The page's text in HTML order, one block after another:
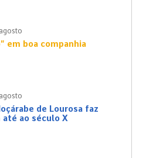
em boa companhia
de Lourosa faz
até ao século X